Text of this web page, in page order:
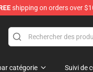
shipping on orders over
catégorie Suivi de